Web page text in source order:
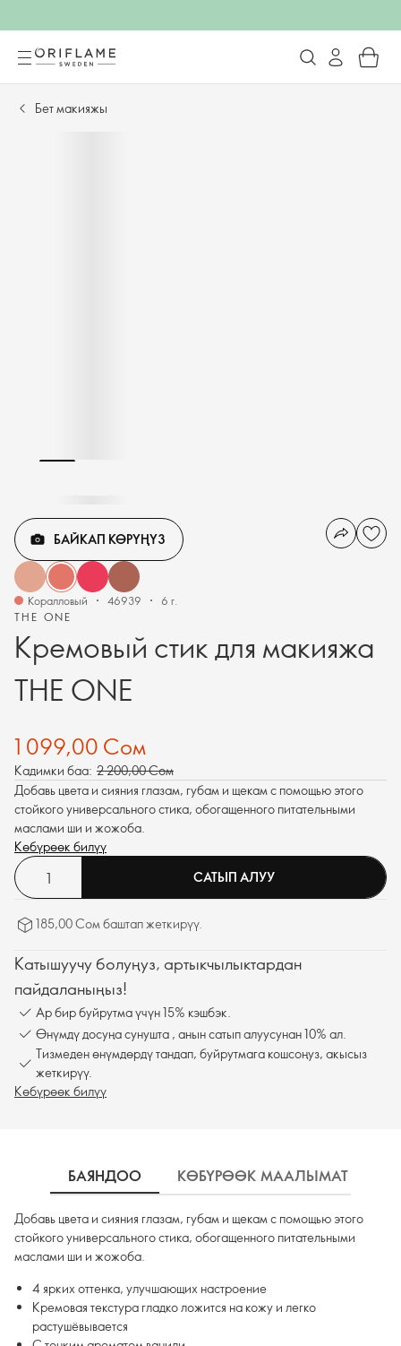
Бет макияжы
THE ONE
Кремовый стик для макияжа
THE ONE
БАЙКАП КӨРҮҢҮЗ
Коралловый 46939 6 г.
1 099,00 Сом
Кадимки баа: 2 200,00 Сом
Добавь цвета и сияния глазам, губам и щекам с помощью этого
стойкого универсального стика, обогащенного питательными
маслами ши и жожоба.
Көбүрөөк билүү
САТЫП АЛУУ
185,00 Сом баштап жеткирүү.
Катышуучу болуңуз, артыкчылыктардан
пайдаланыңыз!
Ар бир буйрутма үчүн 15% кэшбэк.
Өнүмдү досуңа сунушта , анын сатып алуусунан 10% ал.
Тизмеден өнүмдөрдү тандап, буйрутмага кошсоңуз, акысыз
жеткирүү.
Көбүрөөк билүү
БАЯНДОО КӨБҮРӨӨК МААЛЫМАТ
Добавь цвета и сияния глазам, губам и щекам с помощью этого
стойкого универсального стика, обогащенного питательными
маслами ши и жожоба.
4 ярких оттенка, улучшающих настроение
Кремовая текстура гладко ложится на кожу и легко
растушёвывается